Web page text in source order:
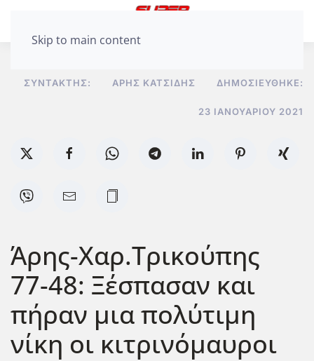
Skip to main content
ΣΥΝΤΆΚΤΗΣ: ΆΡΗΣ ΚΑΤΣΊΔΗΣ ΔΗΜΟΣΙΕΎΘΗΚΕ:
23 ΙΑΝΟΥΑΡΊΟΥ 2021
Άρης-Χαρ.Τρικούπης
77-48: Ξέσπασαν και
πήραν μια πολύτιμη
νίκη οι κιτρινόμαυροι